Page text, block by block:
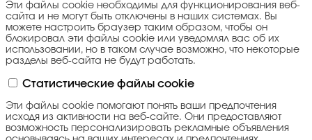
Эти файлы cookie необходимы для функционирования веб-
сайта и не могут быть отключены в наших системах. Вы
можете настроить браузер таким образом, чтобы он
блокировал эти файлы cookie или уведомлял вас об их
использовании, но в таком случае возможно, что некоторые
разделы веб-сайта не будут работать.
Статистические файлы cookie
Эти файлы cookie помогают понять ваши предпочтения
исходя из активности на веб-сайте. Они предоставляют
возможность персонализировать рекламные объявления